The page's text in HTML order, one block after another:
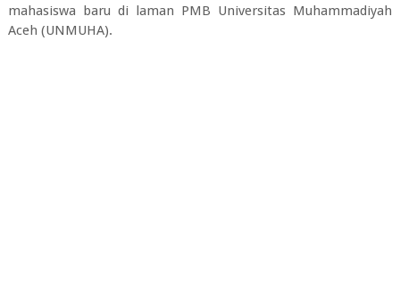
mahasiswa baru di laman PMB Universitas Muhammadiyah
Aceh (UNMUHA).